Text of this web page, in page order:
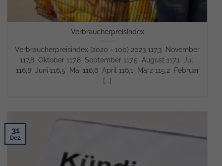
Verbraucherpreisindex
Verbraucherpreisindex (2020 = 100) 2023 117,3 November
117,8 Oktober 117,8 September 117,5 August 117,1 Juli
116,8 Juni 116,5 Mai 116,6 April 116,1 März 115,2 Februar
[...]
31
Dez.